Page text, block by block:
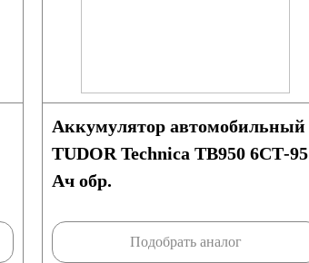
Аккумулятор автомобильный
TUDOR Technica TB950 6СТ-95
Ач обр.
Подобрать аналог